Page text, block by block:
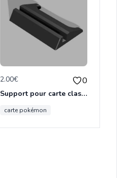
2.00€ 0
Support pour carte classée
carte pokémon